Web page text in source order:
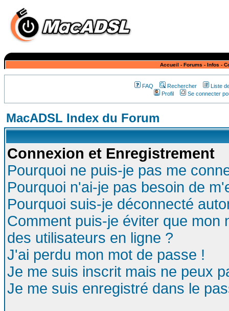
Accueil - Forums - Infos -
FAQ Rechercher
Liste
Profil
Se connecter
MacADSL Index du Forum
Connexion et Enregistrement
Pourquoi ne puis-je pas me
Pourquoi n'ai-je pas besoin de
Pourquoi suis-je déconnecté
Comment puis-je éviter que mon
des utilisateurs en ligne ?
J'ai perdu mon mot de passe !
Je me suis inscrit mais ne peux
Je me suis enregistré dans le